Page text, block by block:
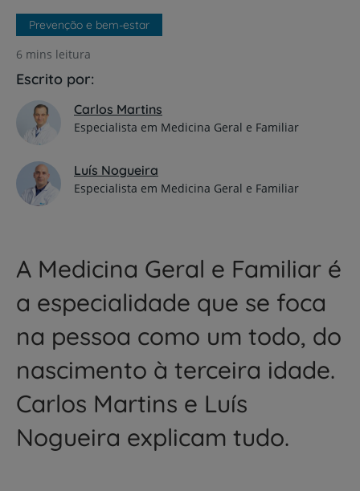
Prevenção e bem-estar
6 mins leitura
Escrito por:
Carlos Martins
Especialista em Medicina Geral e Familiar
Luís Nogueira
Especialista em Medicina Geral e Familiar
A Medicina Geral e Familiar é
a especialidade que se foca
na pessoa como um todo, do
nascimento à terceira idade.
Carlos Martins e Luís
Nogueira explicam tudo.